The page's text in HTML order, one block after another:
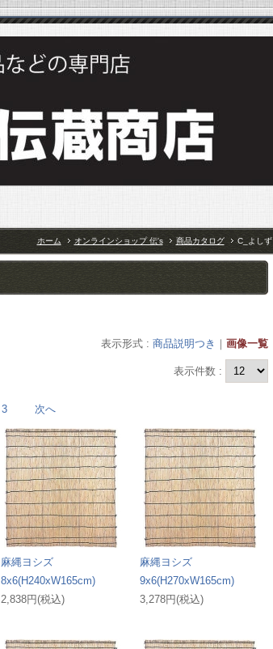
ホーム オンラインショップ 伝's 商品カタログ C_よしず
表示形式 : 商品説明つき ｜ 画像一覧
表示件数 :
3 次へ
麻縄ヨシズ
8x6(H240xW165cm)
2,838円(税込)
麻縄ヨシズ
9x6(H270xW165cm)
3,278円(税込)